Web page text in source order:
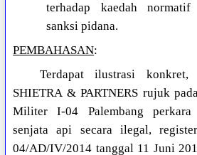
terhadap kaedah
sanksi pidana.
PEMBAHASAN:
Terdapat ilustrasi konkret,
SHIETRA & PARTNERS rujuk
Militer I-04 Palembang perkara
senjata api secara ilegal,
04/AD/IV/2014 tanggal 11 Juni